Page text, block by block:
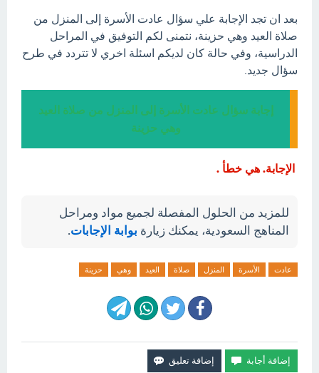
بعد ان تجد الإجابة علي سؤال عادت الأسرة إلى المنزل من
صلاة العيد وهي حزينة، نتمنى لكم التوفيق في المراحل
الدراسية، وفي حالة كان لديكم اسئلة اخري لا تتردد في طرح
سؤال جديد.
إجابة سؤال عادت الأسرة إلى المنزل من صلاة العيد
وهي حزينة
الإجابة. هي خطأ .
للمزيد من الحلول المفصلة لجميع مواد ومراحل
المناهج السعودية، يمكنك زيارة بوابة الإجابات.
عادت الأسرة المنزل صلاة العيد وهي حزينة